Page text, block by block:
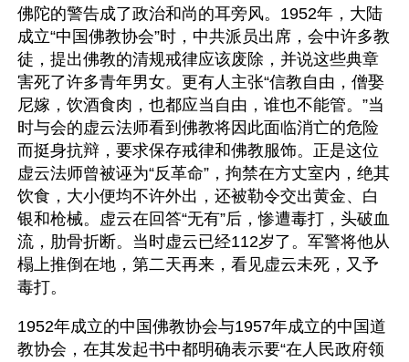
佛陀的警告成了政治和尚的耳旁风。1952年，大陆
成立“中国佛教协会”时，中共派员出席，会中许多教
徒，提出佛教的清规戒律应该废除，并说这些典章
害死了许多青年男女。更有人主张“信教自由，僧娶
尼嫁，饮酒食肉，也都应当自由，谁也不能管。”当
时与会的虚云法师看到佛教将因此面临消亡的危险
而挺身抗辩，要求保存戒律和佛教服饰。正是这位
虚云法师曾被诬为“反革命”，拘禁在方丈室内，绝其
饮食，大小便均不许外出，还被勒令交出黄金、白
银和枪械。虚云在回答“无有”后，惨遭毒打，头破血
流，肋骨折断。当时虚云已经112岁了。军警将他从
榻上推倒在地，第二天再来，看见虚云未死，又予
毒打。
1952年成立的中国佛教协会与1957年成立的中国道
教协会，在其发起书中都明确表示要“在人民政府领